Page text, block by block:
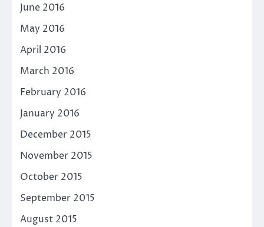
June 2016
May 2016
April 2016
March 2016
February 2016
January 2016
December 2015
November 2015
October 2015
September 2015
August 2015